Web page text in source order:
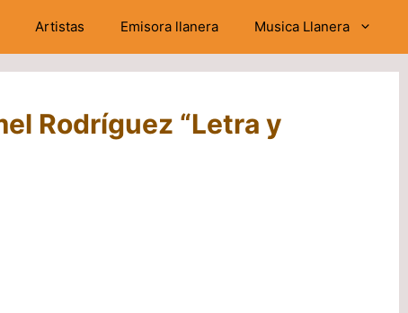
Artistas Emisora llanera Musica Llanera
Rodríguez “Letra y